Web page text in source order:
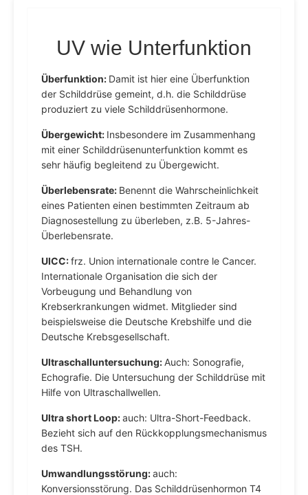
UV wie Unterfunktion
Überfunktion: Damit ist hier eine Überfunktion
der Schilddrüse gemeint, d.h. die Schilddrüse
produziert zu viele Schilddrüsenhormone.
Übergewicht: Insbesondere im Zusammenhang
mit einer Schilddrüsenunterfunktion kommt es
sehr häufig begleitend zu Übergewicht.
Überlebensrate: Benennt die Wahrscheinlichkeit
eines Patienten einen bestimmten Zeitraum ab
Diagnosestellung zu überleben, z.B. 5-Jahres-
Überlebensrate.
UICC:frz. Union internationale contre le Cancer.
Internationale Organisation die sich der
Vorbeugung und Behandlung von
Krebserkrankungen widmet. Mitglieder sind
beispielsweise die Deutsche Krebshilfe und die
Deutsche Krebsgesellschaft.
Ultraschalluntersuchung: Auch: Sonografie,
Echografie. Die Untersuchung der Schilddrüse mit
Hilfe von Ultraschallwellen.
Ultra short Loop:auch: Ultra-Short-Feedback.
Bezieht sich auf den Rückkopplungsmechanismus
des TSH.
Umwandlungsstörung:auch:
Konversionsstörung. Das Schilddrüsenhormon T4